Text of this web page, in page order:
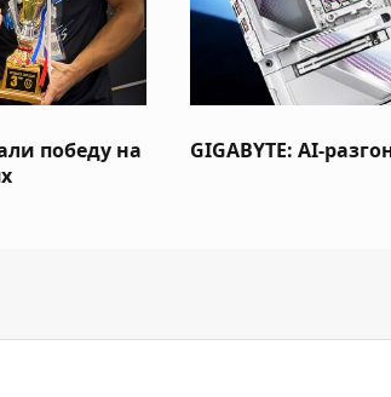
победу на
GIGABYTE: AI-